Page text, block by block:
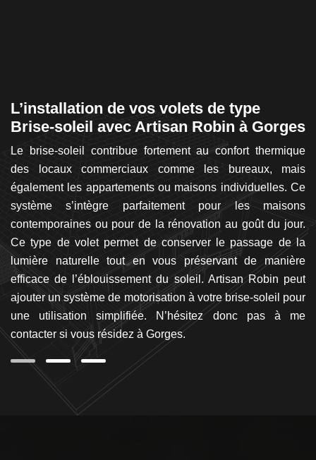
L’installation de vos volets de type
Brise-soleil avec Artisan Robin à Gorges
Le brise-soleil contribue fortement au confort thermique
des locaux commerciaux comme les bureaux, mais
également les appartements ou maisons individuelles. Ce
système s’intègre parfaitement pour les maisons
contemporaines ou pour de la rénovation au goût du jour.
Ce type de volet permet de conserver le passage de la
lumière naturelle tout en vous préservant de manière
efficace de l’éblouissement du soleil. Artisan Robin peut
ajouter un système de motorisation à votre brise-soleil pour
une utilisation simplifiée. N’hésitez donc pas à me
contacter si vous résidez à Gorges.